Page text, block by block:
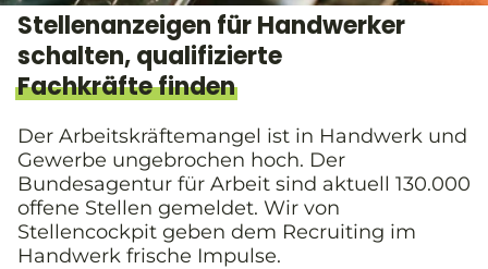
Stellenanzeigen für Handwerker
schalten, qualifizierte
Fachkräfte finden
Der Arbeitskräftemangel ist in Handwerk und
Gewerbe ungebrochen hoch. Der
Bundesagentur für Arbeit sind aktuell 130.000
offene Stellen gemeldet. Wir von
Stellencockpit geben dem Recruiting im
Handwerk frische Impulse.